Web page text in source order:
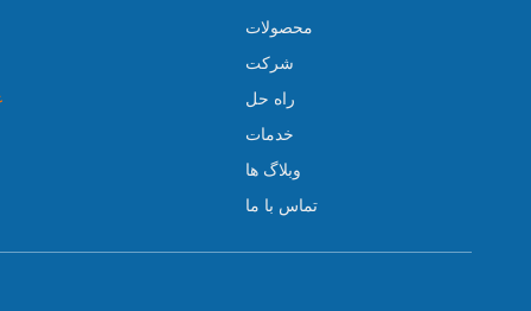
محصولات
شرکت
راه حل
خدمات
وبلاگ ها
تماس با ما